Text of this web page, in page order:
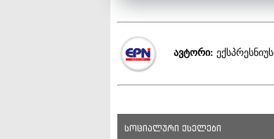
ავტორი:
სოციალური ქსელები